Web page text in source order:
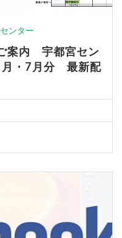
ンター
案内 宇都宮セン
・7月分 最新配